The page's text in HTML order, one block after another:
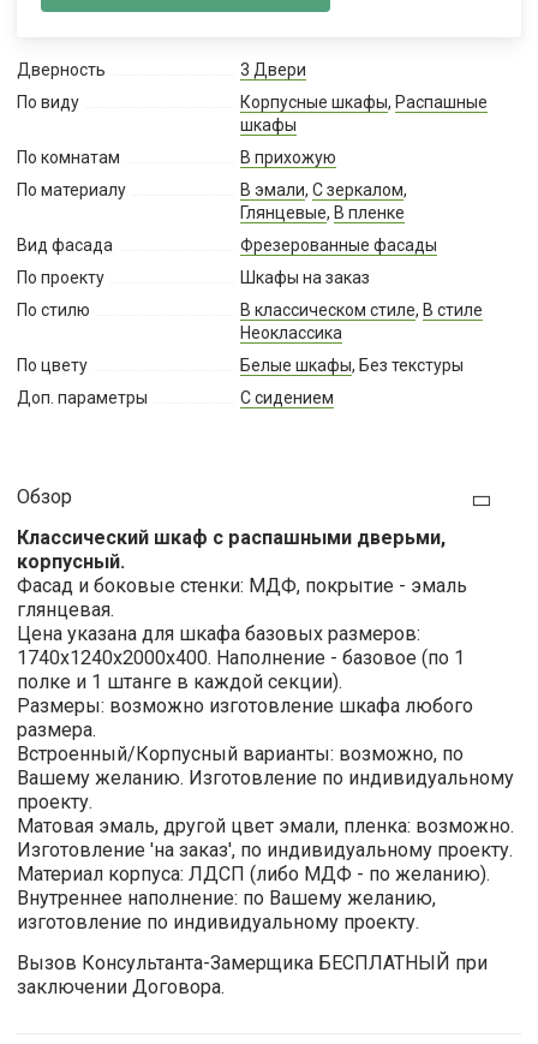
Дверность
3 Двери
По виду
Корпусные шкафы, Распашные
шкафы
По комнатам
В прихожую
По материалу
В эмали, С зеркалом,
Глянцевые, В пленке
Вид фасада
Фрезерованные фасады
По проекту
Шкафы на заказ
По стилю
В классическом стиле, В стиле
Неоклассика
По цвету
Белые шкафы, Без текстуры
Доп. параметры
С сидением
Обзор
Классический шкаф с распашными дверьми,
корпусный.
Фасад и боковые стенки: МДФ, покрытие - эмаль
глянцевая.
Цена указана для шкафа базовых размеров:
1740х1240х2000х400. Наполнение - базовое (по 1
полке и 1 штанге в каждой секции).
Размеры: возможно изготовление шкафа любого
размера.
Встроенный/Корпусный варианты: возможно, по
Вашему желанию. Изготовление по индивидуальному
проекту.
Матовая эмаль, другой цвет эмали, пленка: возможно.
Изготовление 'на заказ', по индивидуальному проекту.
Материал корпуса: ЛДСП (либо МДФ - по желанию).
Внутреннее наполнение: по Вашему желанию,
изготовление по индивидуальному проекту.
Вызов Консультанта-Замерщика БЕСПЛАТНЫЙ при
заключении Договора.